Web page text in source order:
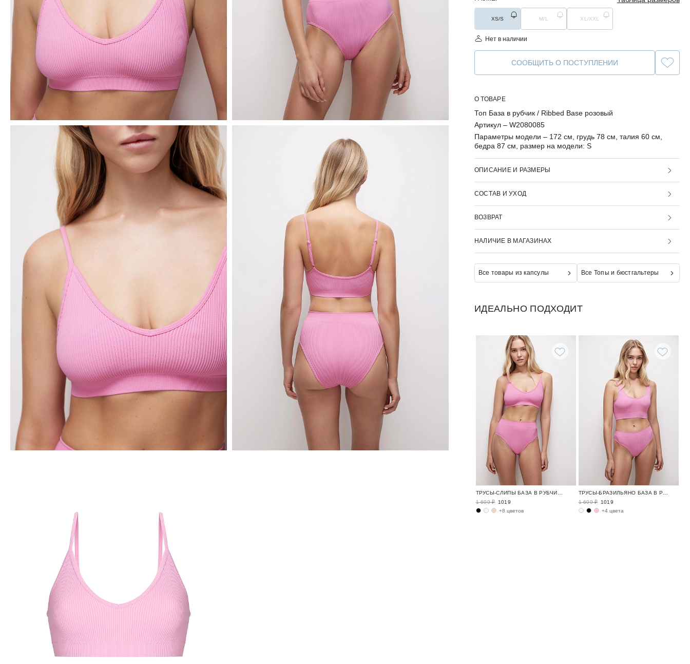
XS/S M/L XL/XXL
Нет в наличии
СООБЩИТЬ О ПОСТУПЛЕНИИ
О ТОВАРЕ
Топ База в рубчик / Ribbed Base розовый
Артикул – W2080085
Параметры модели – 172 см, грудь 78 см, талия 60 см,
бедра 87 см, размер на модели: S
ОПИСАНИЕ И РАЗМЕРЫ
СОСТАВ И УХОД
ВОЗВРАТ
НАЛИЧИЕ В МАГАЗИНАХ
Все товары из капсулы Все Топы и бюстгальтеры
ИДЕАЛЬНО ПОДХОДИТ
1 699 ₽ 1019
+8 цветов
1 699 ₽ 1019
+4 цвета